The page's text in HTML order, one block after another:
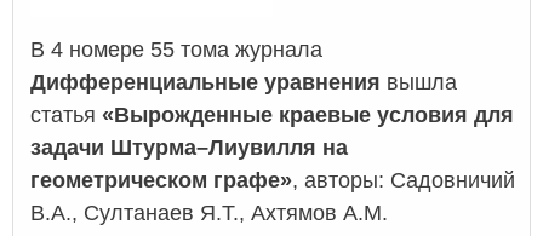
В 4 номере 55 тома журнала
Дифференциальные уравнения вышла
статья «Вырожденные краевые условия для
задачи Штурма–Лиувилля на
геометрическом графе», авторы: Садовничий
В.А., Султанаев Я.Т., Ахтямов А.М.